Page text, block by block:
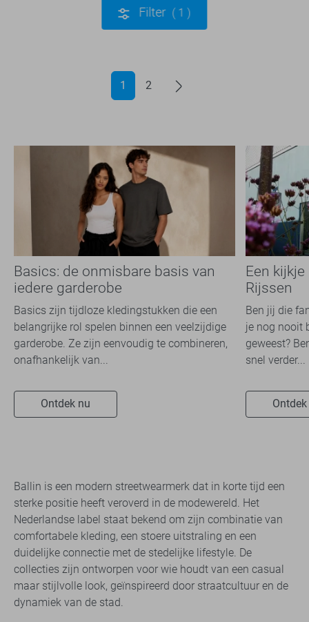
Filter 1
1 2
Basics: de onmisbare basis van
iedere garderobe
Basics zijn tijdloze kledingstukken die een
belangrijke rol spelen binnen een veelzijdige
garderobe. Ze zijn eenvoudig te combineren,
onafhankelijk van...
Ontdek nu
Een
Rijssen
Ben jij die
je nog nooit
geweest?
snel verder...
Ballin is een modern streetwearmerk dat in korte tijd een
sterke positie heeft veroverd in de modewereld. Het
Nederlandse label staat bekend om zijn combinatie van
comfortabele kleding, een stoere uitstraling en een
duidelijke connectie met de stedelijke lifestyle. De
collecties zijn ontworpen voor wie houdt van een casual
maar stijlvolle look, geïnspireerd door straatcultuur en de
dynamiek van de stad.